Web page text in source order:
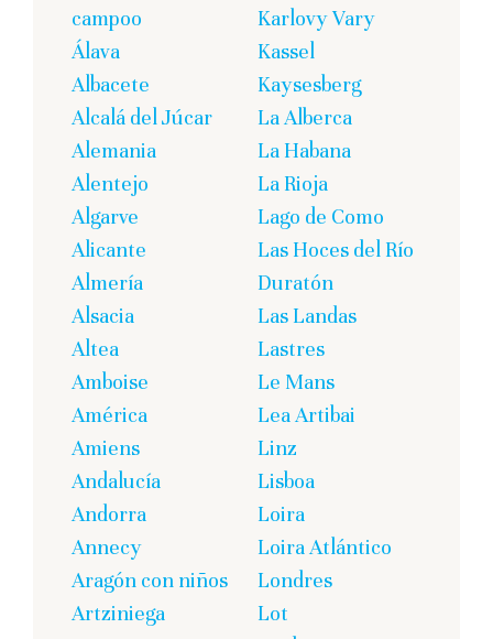
campoo
Álava
Albacete
Alcalá del Júcar
Alemania
Alentejo
Algarve
Alicante
Almería
Alsacia
Altea
Amboise
América
Amiens
Andalucía
Andorra
Annecy
Aragón con niños
Artziniega
Karlovy Vary
Kassel
Kaysesberg
La Alberca
La Habana
La Rioja
Lago de Como
Las Hoces del Río
Duratón
Las Landas
Lastres
Le Mans
Lea Artibai
Linz
Lisboa
Loira
Loira Atlántico
Londres
Lot